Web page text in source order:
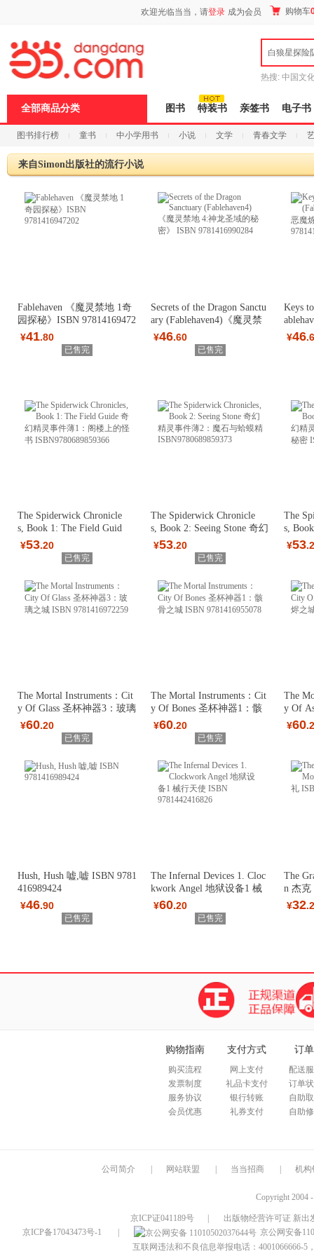
欢迎光临当当，请登录 成为会员 购物车
白狼星探险
热搜: 中国文
全部商品分类 图书 特装书 亲签书 电子书
图书排行榜 童书 中小学用书 小说 文学 青春文学
科技 进口原版 电子书
来自Simon出版社的流行小说
Fablehaven 《魔灵禁地 1奇
园探秘》ISBN 97814169472
02
¥41.80
已售完
Secrets of the Dragon Sanctu
ary (Fablehaven4)《魔灵禁
地 4:神
¥46.60
已售完
Keys
魔炼
¥46
The Spiderwick Chronicle
s, Book 1: The Field Guid
e 奇幻精灵
¥53.20
已售完
The Spiderwick Chronicle
s, Book 2: Seeing Stone 奇幻
精灵事件
¥53.20
已售完
The
s,
t 奇
¥53
The Mortal Instruments：Cit
y Of Glass 圣杯神器3：玻璃
之城 IS
¥60.20
已售完
The Mortal Instruments：Cit
y Of Bones 圣杯神器1：骸
骨之城 IS
¥60.20
已售完
The
y Of
烬之
¥60
Hush, Hush 嘘,嘘 ISBN 9781
416989424
¥46.90
已售完
The Infernal Devices 1. Cloc
kwork Angel 地狱设备1 械
行天使 I
¥60.20
已售完
The
n 杰克
N
¥32
购物指南
购买流程
发票制度
服务协议
会员优惠
支付方式
网上支付
礼品卡支付
银行转账
礼券支付
订
配送
订单
自助
自助
公司简介 网站联盟 当当招商 机构
Copyright 2004
京ICP证041189号
出版物经营许可证 新出
京ICP备17043473号-1
京公网安备
互联网违法和不良信息举报电话：4001066666-5
页
Ctrl
加